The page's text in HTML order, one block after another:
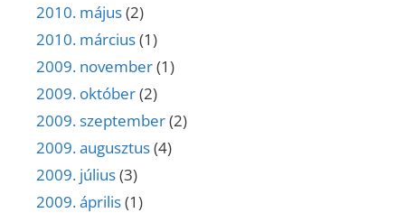
2010. május(2)
2010. március(1)
2009. november(1)
2009. október(2)
2009. szeptember(2)
2009. augusztus(4)
2009. július(3)
2009. április(1)